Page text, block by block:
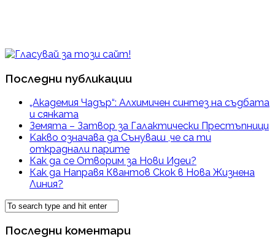
Последни публикации
„Академия Чадър“: Алхимичен синтез на съдбата
и сянката
Земята – Затвор за Галактически Престъпници
Kакво означава да Сънуваш ,че са ти
откраднали парите
Как да се Отворим за Нови Идеи?
Как да Направя Квантов Скок в Нова Жизнена
Линия?
Последни коментари